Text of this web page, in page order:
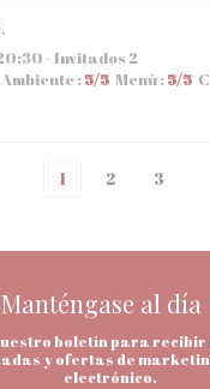
- Invitados 2
Ambiente :5/5 Menú:5/5
1 2 3
Manténgase al día
boletín para recibir
y ofertas de
electrónico.